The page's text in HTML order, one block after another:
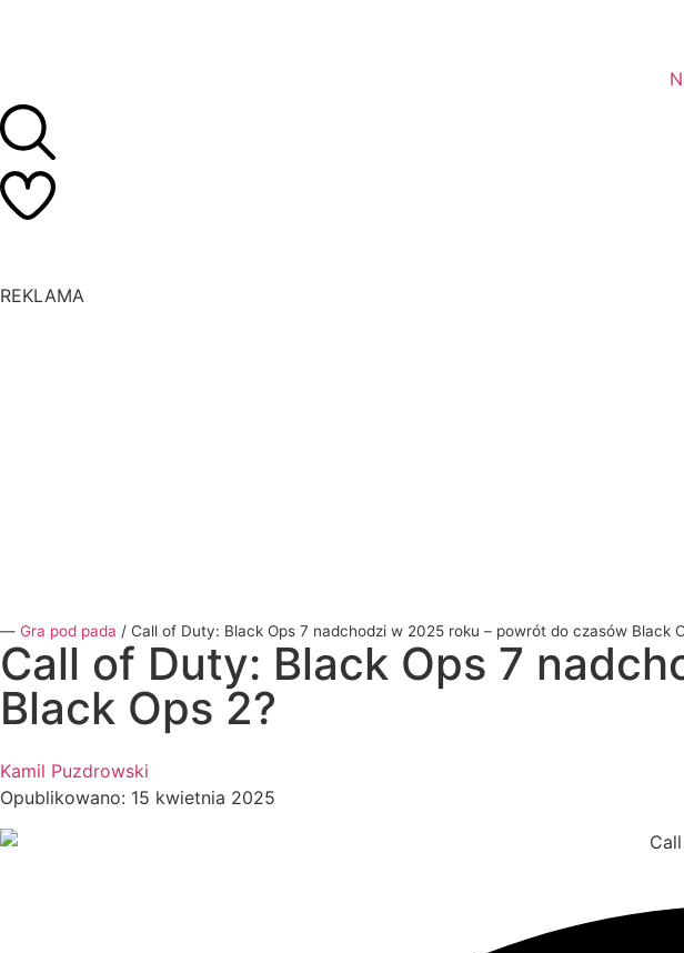
REKLAMA
― Gra pod pada / Call of Duty: Black Ops 7 nadchodzi w 2025 roku – powrót do czasów Black
Call of Duty: Black Ops 7
Black Ops 2?
Kamil Puzdrowski
Opublikowano: 15 kwietnia 2025